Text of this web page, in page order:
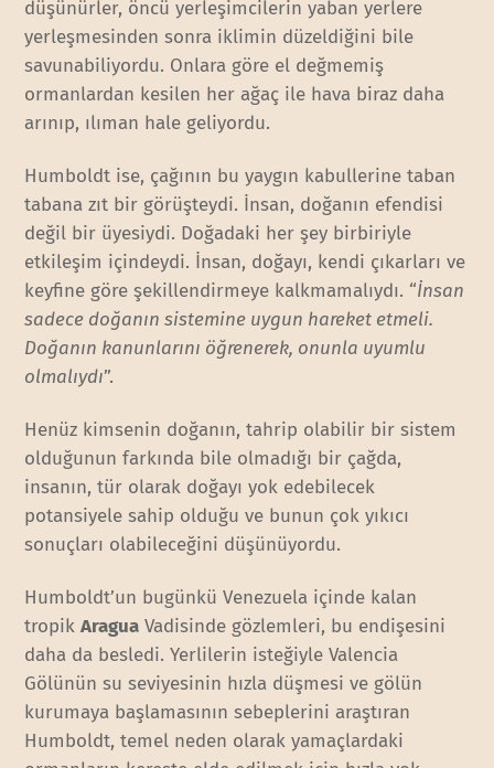
düşünürler, öncü yerleşimcilerin yaban yerlere
yerleşmesinden sonra iklimin düzeldiğini bile
savunabiliyordu. Onlara göre el değmemiş
ormanlardan kesilen her ağaç ile hava biraz daha
arınıp, ılıman hale geliyordu.
Humboldt ise, çağının bu yaygın kabullerine taban
tabana zıt bir görüşteydi. İnsan, doğanın efendisi
değil bir üyesiydi. Doğadaki her şey birbiriyle
etkileşim içindeydi. İnsan, doğayı, kendi çıkarları ve
keyfine göre şekillendirmeye kalkmamalıydı. “İnsan
sadece doğanın sistemine uygun hareket etmeli.
Doğanın kanunlarını öğrenerek, onunla uyumlu
olmalıydı”.
Henüz kimsenin doğanın, tahrip olabilir bir sistem
olduğunun farkında bile olmadığı bir çağda,
insanın, tür olarak doğayı yok edebilecek
potansiyele sahip olduğu ve bunun çok yıkıcı
sonuçları olabileceğini düşünüyordu.
Humboldt’un bugünkü Venezuela içinde kalan
tropikAragua Vadisinde gözlemleri, bu endişesini
daha da besledi. Yerlilerin isteğiyle Valencia
Gölünün su seviyesinin hızla düşmesi ve gölün
kurumaya başlamasının sebeplerini araştıran
Humboldt, temel neden olarak yamaçlardaki